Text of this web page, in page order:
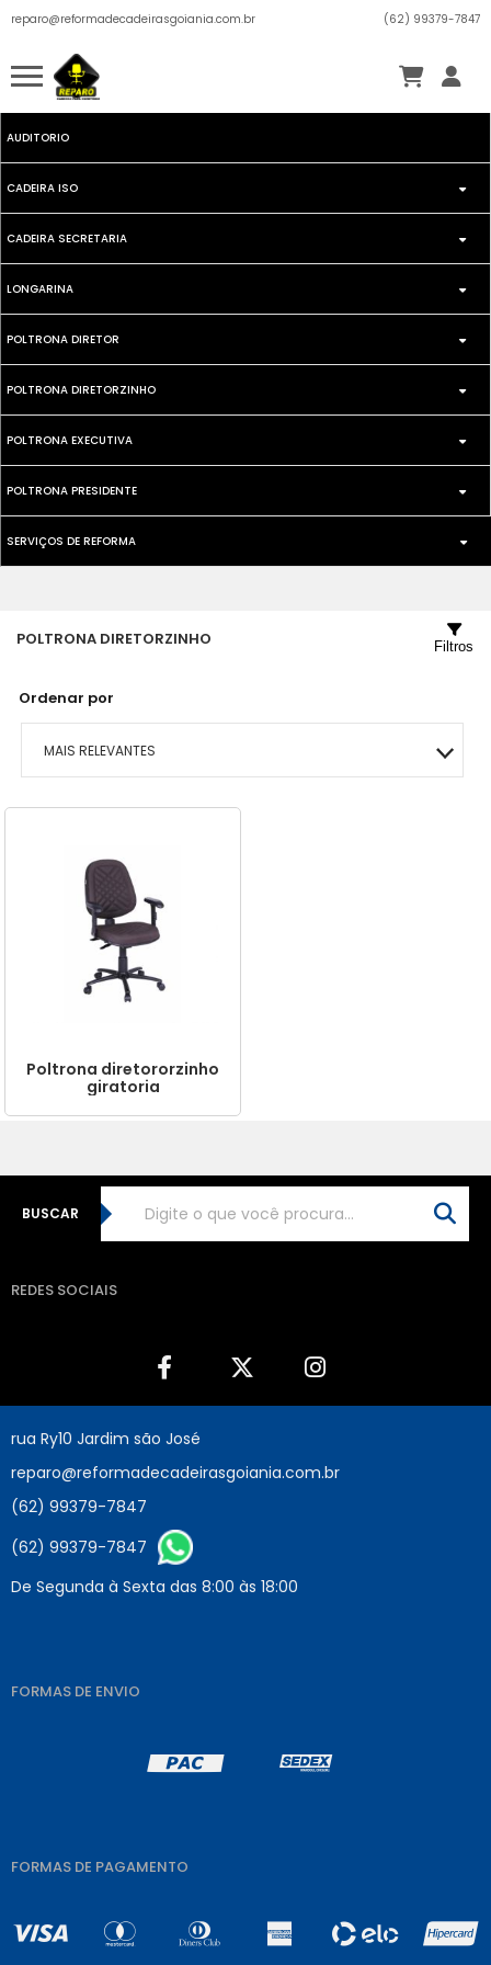
reparo@reformadecadeirasgoiania.com.br (62) 99379-7847
AUDITORIO
CADEIRA ISO
FIXA
GIRATORIA
CADEIRA SECRETARIA
SECRETARIA GIRATORIA
SEECRETARIA FIXA
LONGARINA
DIRETOR
EXECUTIVA
ISO
SECRETARIA
POLTRONA DIRETOR
FIXA
GIRATORIA
POLTRONA DIRETORZINHO
GIRATORIA
POLTRONA EXECUTIVA
FIXA
GIRATORIA
POLTRONA PRESIDENTE
GIRATORIA
SERVIÇOS DE REFORMA
POLTRONA DIRETORZINHO
Ordenar por
MAIS RELEVANTES
MAIS VENDIDOS
Filtros
Poltrona diretororzinho
giratoria
BUSCAR
REDES SOCIAIS
rua Ry10 Jardim são José
reparo@reformadecadeirasgoiania.com.br
(62) 99379-7847
(62) 99379-7847
De Segunda à Sexta das 8:00 às 18:00
FORMAS DE ENVIO
FORMAS DE PAGAMENTO